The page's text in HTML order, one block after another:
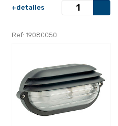
+detalles
Ref: 19080050